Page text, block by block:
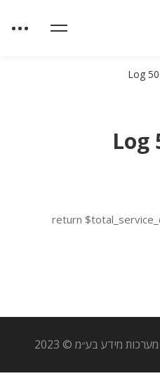
Log
Log
return
מידע בע״מ © 2023